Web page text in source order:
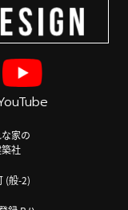
家の
社
(般-2)